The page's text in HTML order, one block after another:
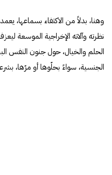
وهنا، بدلاً من الاكتفاء بسماعها،
نظرته وآلاته الإخراجية الموسعة
الحلم والخيال، حول جنون النفس
الجنسية، سواءً بحلّوها أو مرّها،